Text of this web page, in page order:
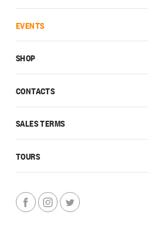
CONTACTS
SALES TERMS
TOURS
EVENTS
SHOP